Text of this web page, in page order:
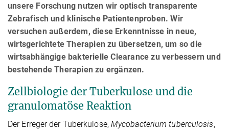
unsere Forschung nutzen wir optisch transparente
Zebrafisch und klinische Patientenproben. Wir
versuchen außerdem, diese Erkenntnisse in neue,
wirtsgerichtete Therapien zu übersetzen, um so die
wirtsabhängige bakterielle Clearance zu verbessern und
bestehende Therapien zu ergänzen.
Zellbiologie der Tuberkulose und die
granulomatöse Reaktion
Der Erreger der Tuberkulose, Mycobacterium tuberculosis,